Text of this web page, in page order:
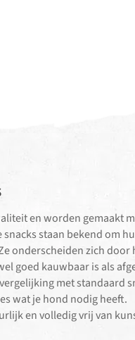
en worden gemaakt
staan bekend om
onderscheiden zich door
goed kauwbaar is als
met standaard
wat je hond nodig heeft.
en volledig vrij van